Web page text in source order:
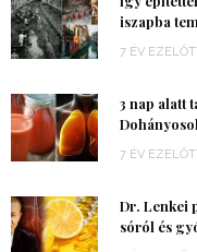
iszapba
7 ÉV
3 nap alatt
7 ÉV
Dr. Lenkei
sóról és